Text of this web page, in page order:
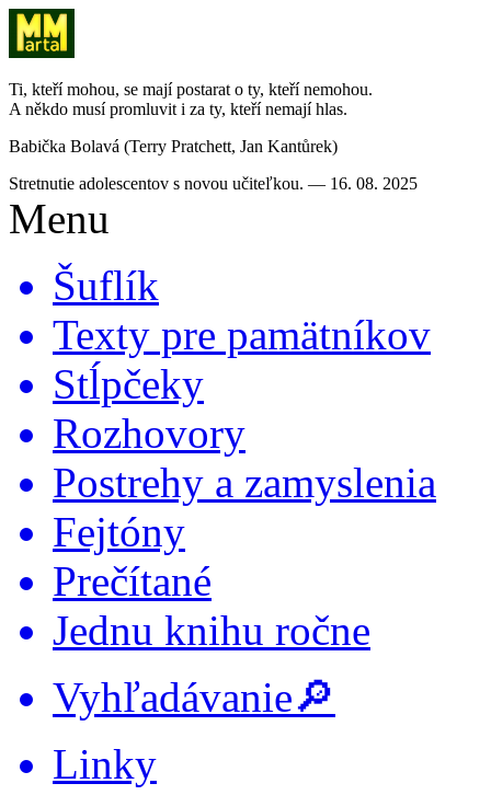
Ti, kteří mohou, se mají postarat o ty, kteří nemohou.
A někdo musí promluvit i za ty, kteří nemají hlas.
Babička Bolavá (Terry Pratchett, Jan Kantůrek)
Stretnutie adolescentov s novou učiteľkou. — 16. 08. 2025
Menu
Šuflík
Texty pre pamätníkov
Stĺpčeky
Rozhovory
Postrehy a zamyslenia
Fejtóny
Prečítané
Jednu knihu ročne
Vyhľadávanie🔎
Linky